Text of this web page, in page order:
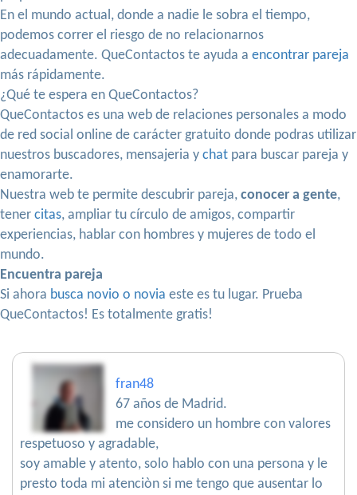
En el mundo actual, donde a nadie le sobra el tiempo,
podemos correr el riesgo de no relacionarnos
adecuadamente. QueContactos te ayuda a encontrar pareja
más rápidamente.
¿Qué te espera en QueContactos?
QueContactos es una web de relaciones personales a modo
de red social online de carácter gratuito donde podras utilizar
nuestros buscadores, mensajeria y chat para buscar pareja y
enamorarte.
Nuestra web te permite descubrir pareja, conocer a gente,
tener citas, ampliar tu círculo de amigos, compartir
experiencias, hablar con hombres y mujeres de todo el
mundo.
Encuentra pareja
Si ahora busca novio o novia este es tu lugar. Prueba
QueContactos! Es totalmente gratis!
fran48
67 años de Madrid.
me considero un hombre con valores
respetuoso y agradable,
soy amable y atento, solo hablo con una persona y le
presto toda mi atenciòn si me tengo que ausentar lo